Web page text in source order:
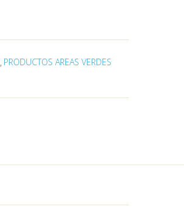
, PRODUCTOS AREAS VERDES